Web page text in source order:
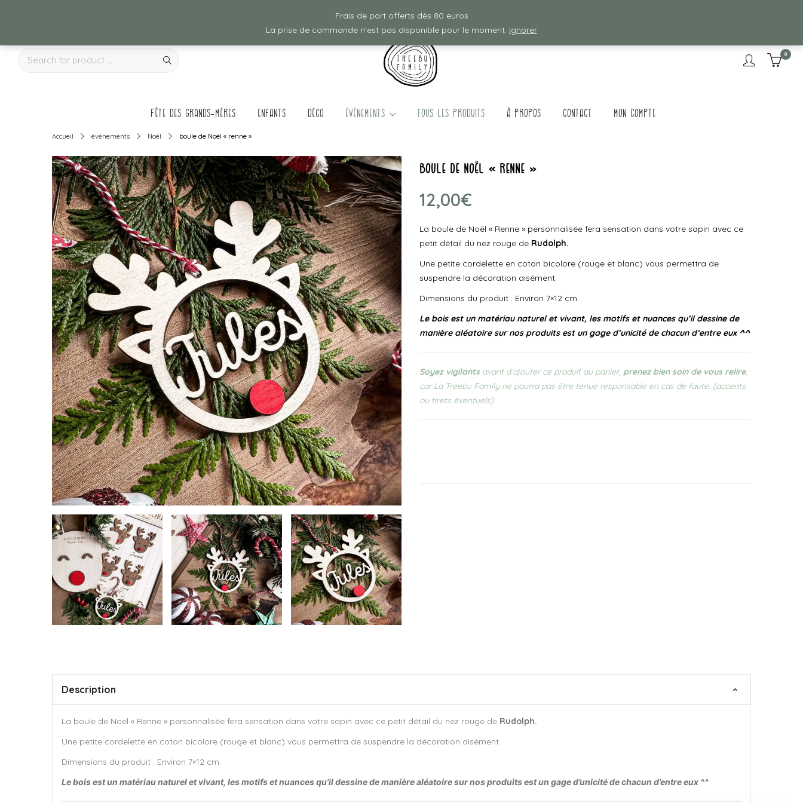
Frais de ports offerts à partir de 80€ d'achat :)
0
Fête des grands-mères enfants Déco évènements TOUS LES PRODUITS à propos Contact Mon compte
Accueil évènements Noël boule de Noël « renne »
boule de Noël « renne »
12,00€
La boule de Noël « Renne » personnalisée fera sensation dans votre sapin avec ce
petit détail du nez rouge de Rudolph.
Une petite cordelette en coton bicolore (rouge et blanc) vous permettra de
suspendre la décoration aisément.
Dimensions du produit : Environ 7×12 cm.
Le bois est un matériau naturel et vivant, les motifs et nuances qu’il dessine de
manière aléatoire sur nos produits est un gage d’unicité de chacun d’entre eux ^^
Soyez vigilantsavant d’ajouter ce produit au panier, prenez bien soin de vous relire,
car La Treebu Family ne pourra pas être tenue responsable en cas de faute. (accents
ou tirets éventuels)
Description
La boule de Noël « Renne » personnalisée fera sensation dans votre sapin avec ce petit détail du nez rouge de Rudolph.
Une petite cordelette en coton bicolore (rouge et blanc) vous permettra de suspendre la décoration aisément.
Dimensions du produit : Environ 7×12 cm.
Le bois est un matériau naturel et vivant, les motifs et nuances qu’il dessine de manière aléatoire sur nos produits est un gage d’unicité de chacun d’entre eux ^^
Frais de port offerts dès 80 euros
La prise de commande n'est pas disponible pour le moment. Ignorer